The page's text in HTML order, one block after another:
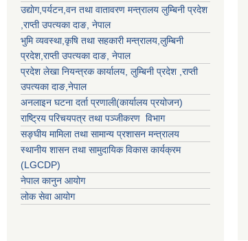
उद्याेग,पर्यटन,वन तथा वातावरण मन्त्रालय लुम्बिनी प्रदेश
राप्ती उपत्यका दाङ , नेपाल
भुमि व्यवस्था,कृषि तथा सहकारी मन्त्रालय, लुम्बिनी
प्रदेश राप्ती उपत्यका दाङ , नेपाल
प्रदेश लेखा नियन्त्रक कार्यालय, लुम्बिनी प्रदेश राप्ती
उपत्यका दाङ ,नेपाल
अनलाइन घटना दर्ता प्रणाली(कार्यालय प्रयोजन)
राष्ट्रिय परिचयपत्र तथा पञ्जीकरण विभाग
सङ्घीय मामिला तथा सामान्य प्रशासन मन्त्रालय
स्थानीय शासन तथा सामुदायिक विकास कार्यक्रम
(LGCDP)
नेपाल कानुन आयोग
लोक सेवा आयोग